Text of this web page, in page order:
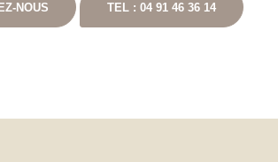
les chirurgies correctrices
à un gros amaigrissement, je ne
NOUS TEL : 04 91 46 36 14